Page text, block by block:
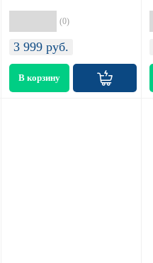
(0)
3 999 руб.